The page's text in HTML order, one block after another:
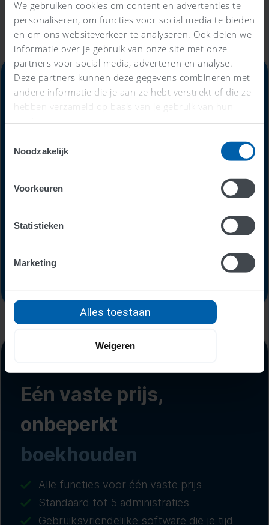
We gebruiken cookies om content en advertenties te
personaliseren, om functies voor social media te bieden
en om ons websiteverkeer te analyseren. Ook delen we
informatie over je gebruik van onze site met onze
partners voor social media, adverteren en analyse.
Deze partners kunnen deze gegevens combineren met
andere informatie die je aan ze hebt verstrekt of die ze
hebben verzameld op basis van je gebruik van hun
services.
Noodzakelijk
Voorkeuren
Statistieken
Marketing
Alles toestaan
Weigeren
Eén vaste prijs,
onbeperkt
boekhouden
Alle functies voor één vaste prijs
Standaard tot 5 administraties
Gebruiksvriendelijke software die je tijd